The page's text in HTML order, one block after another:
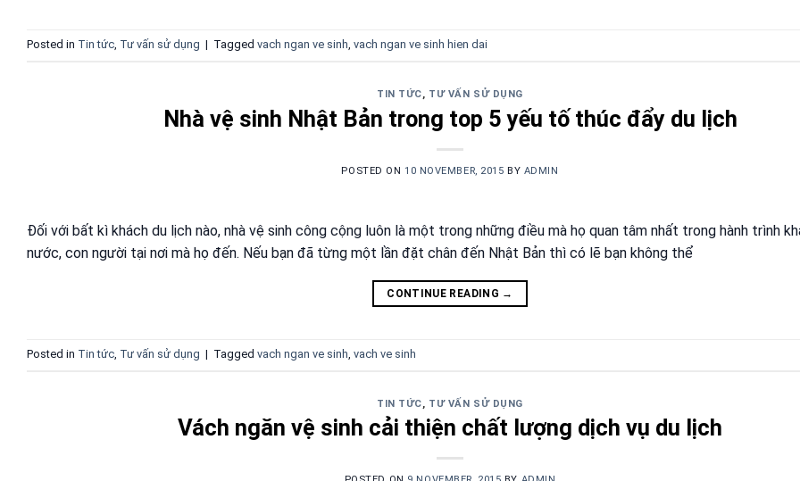
Posted in Tin tức, Tư vấn sử dụng | Tagged vach ngan ve sinh, vach ngan ve sinh hien dai
TIN TỨC, TƯ VẤN SỬ DỤNG
Nhà vệ sinh Nhật Bản trong top 5 yếu tố thúc đẩy du lịch
POSTED ON 10 NOVEMBER, 2015 BY ADMIN
Đối với bất kì khách du lịch nào, nhà vệ sinh công cộng luôn là một trong những điều mà họ quan tâm nhất trong hành trình
nước, con người tại nơi mà họ đến. Nếu bạn đã từng một lần đặt chân đến Nhật Bản thì có lẽ bạn không thể
CONTINUE READING →
Posted in Tin tức, Tư vấn sử dụng | Tagged vach ngan ve sinh, vach ve sinh
TIN TỨC, TƯ VẤN SỬ DỤNG
Vách ngăn vệ sinh cải thiện chất lượng dịch vụ du lịch